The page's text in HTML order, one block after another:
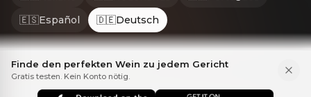
🇪🇸Español 🇩🇪Deutsch
© 2026 Gastrona. Alle Rechte vorbehalten. GASTRONA® ist eine
Finde den perfekten Wein zu jedem Gericht
Gratis testen. Kein Konto nötig.